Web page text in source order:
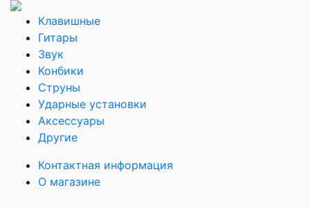
Клавишные
Гитары
Звук
Конбики
Струны
Ударные установки
Аксессуары
Другие
Контактная информация
О магазине